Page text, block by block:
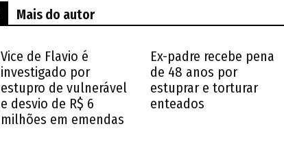
Mais do autor
Vice de Flavio é
investigado por
estupro de vulnerável
e desvio de R$ 6
milhões em emendas
Ex-padre recebe pena
de 48 anos por
estuprar e torturar
enteados